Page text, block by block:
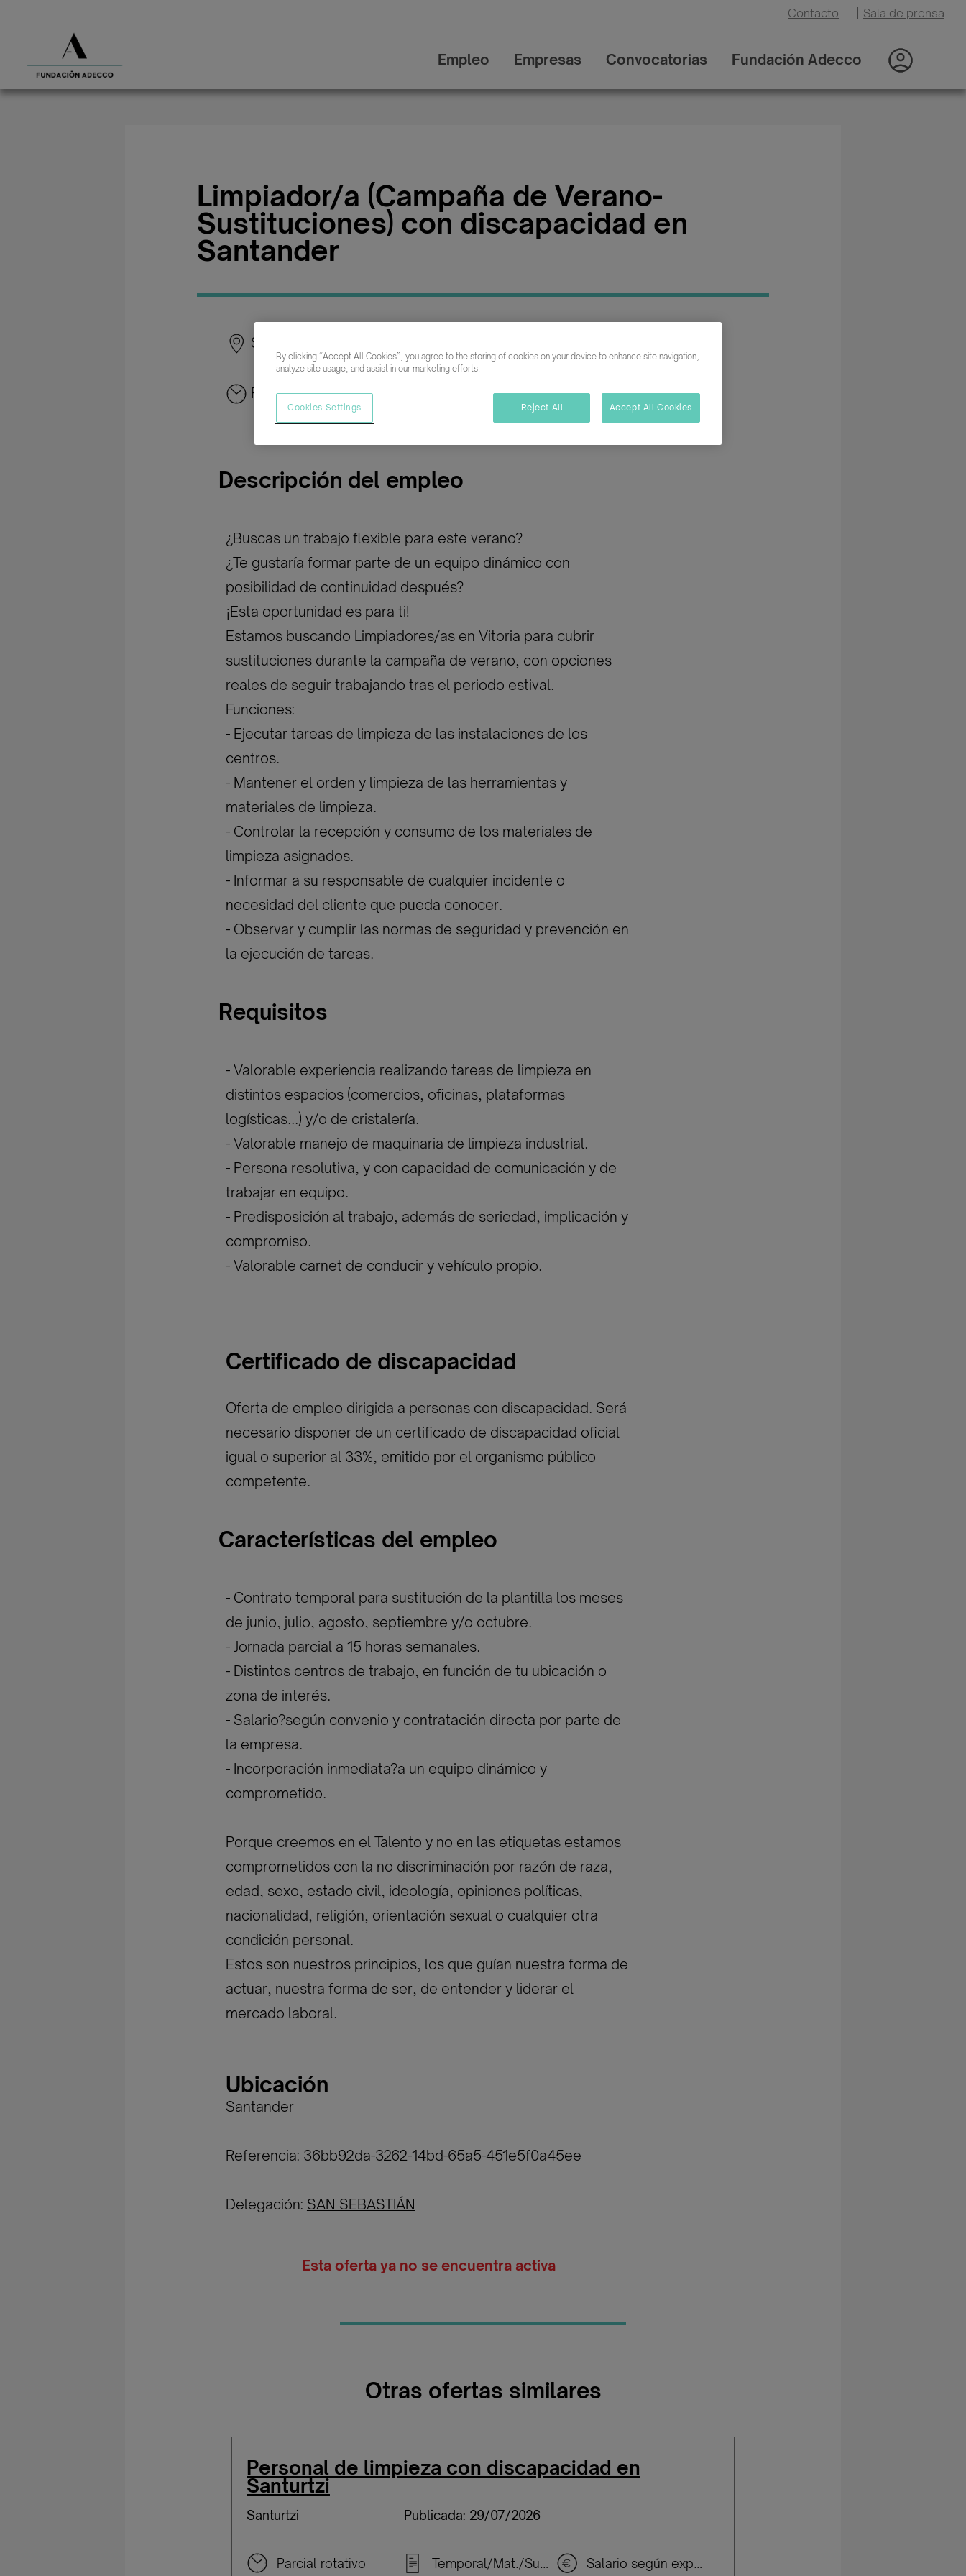
Contacto Sala de prensa
Empleo Empresas Convocatorias Fundación Adecco
Limpiador/a (Campaña de Verano-
Sustituciones) con discapacidad en
Santander
Santander
Parcial rotativo Temporal/Mat./Sustitución/...
Descripción del empleo
¿Buscas un trabajo flexible para este verano?
¿Te gustaría formar parte de un equipo dinámico con
posibilidad de continuidad después?
¡Esta oportunidad es para ti!
Estamos buscando Limpiadores/as en Vitoria para cubrir
sustituciones durante la campaña de verano, con opciones
reales de seguir trabajando tras el periodo estival.
Funciones:
- Ejecutar tareas de limpieza de las instalaciones de los
centros.
- Mantener el orden y limpieza de las herramientas y
materiales de limpieza.
- Controlar la recepción y consumo de los materiales de
limpieza asignados.
- Informar a su responsable de cualquier incidente o
necesidad del cliente que pueda conocer.
- Observar y cumplir las normas de seguridad y prevención en
la ejecución de tareas.
Requisitos
- Valorable experiencia realizando tareas de limpieza en
distintos espacios (comercios, oficinas, plataformas
logísticas...) y/o de cristalería.
- Valorable manejo de maquinaria de limpieza industrial.
- Persona resolutiva, y con capacidad de comunicación y de
trabajar en equipo.
- Predisposición al trabajo, además de seriedad, implicación y
compromiso.
- Valorable carnet de conducir y vehículo propio.
Certificado de discapacidad
Oferta de empleo dirigida a personas con discapacidad. Será
necesario disponer de un certificado de discapacidad oficial
igual o superior al 33%, emitido por el organismo público
competente.
Características del empleo
- Contrato temporal para sustitución de la plantilla los meses
de junio, julio, agosto, septiembre y/o octubre.
- Jornada parcial a 15 horas semanales.
- Distintos centros de trabajo, en función de tu ubicación o
zona de interés.
- Salario?según convenio y contratación directa por parte de
la empresa.
- Incorporación inmediata?a un equipo dinámico y
comprometido.
Porque creemos en el Talento y no en las etiquetas estamos
comprometidos con la no discriminación por razón de raza,
edad, sexo, estado civil, ideología, opiniones políticas,
nacionalidad, religión, orientación sexual o cualquier otra
condición personal.
Estos son nuestros principios, los que guían nuestra forma de
actuar, nuestra forma de ser, de entender y liderar el
mercado laboral.
Ubicación
Santander
Referencia: 36bb92da-3262-14bd-65a5-451e5f0a45ee
Delegación: SAN SEBASTIÁN
Esta oferta ya no se encuentra activa
Otras ofertas similares
Personal de limpieza con discapacidad en
Santurtzi
Santurtzi Publicada: 29/07/2026
Parcial rotativo Temporal/Mat./Sustitución/... Salario según experiencia
By clicking “Accept All Cookies”, you agree to the storing of cookies on your device to enhance site navigation,
analyze site usage, and assist in our marketing efforts.
Cookies Settings Reject All Accept All Cookies